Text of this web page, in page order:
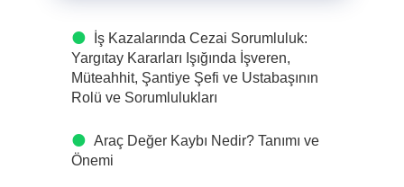
İş Kazalarında Cezai Sorumluluk:
Yargıtay Kararları Işığında İşveren,
Müteahhit, Şantiye Şefi ve Ustabaşının
Rolü ve Sorumlulukları
Araç Değer Kaybı Nedir? Tanımı ve
Önemi